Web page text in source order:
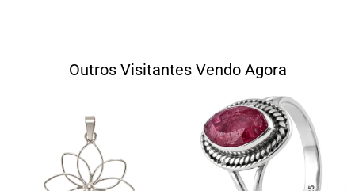
Outros Visitantes Vendo Agora